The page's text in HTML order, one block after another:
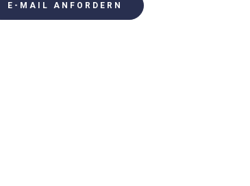
E-MAIL ANFORDERN